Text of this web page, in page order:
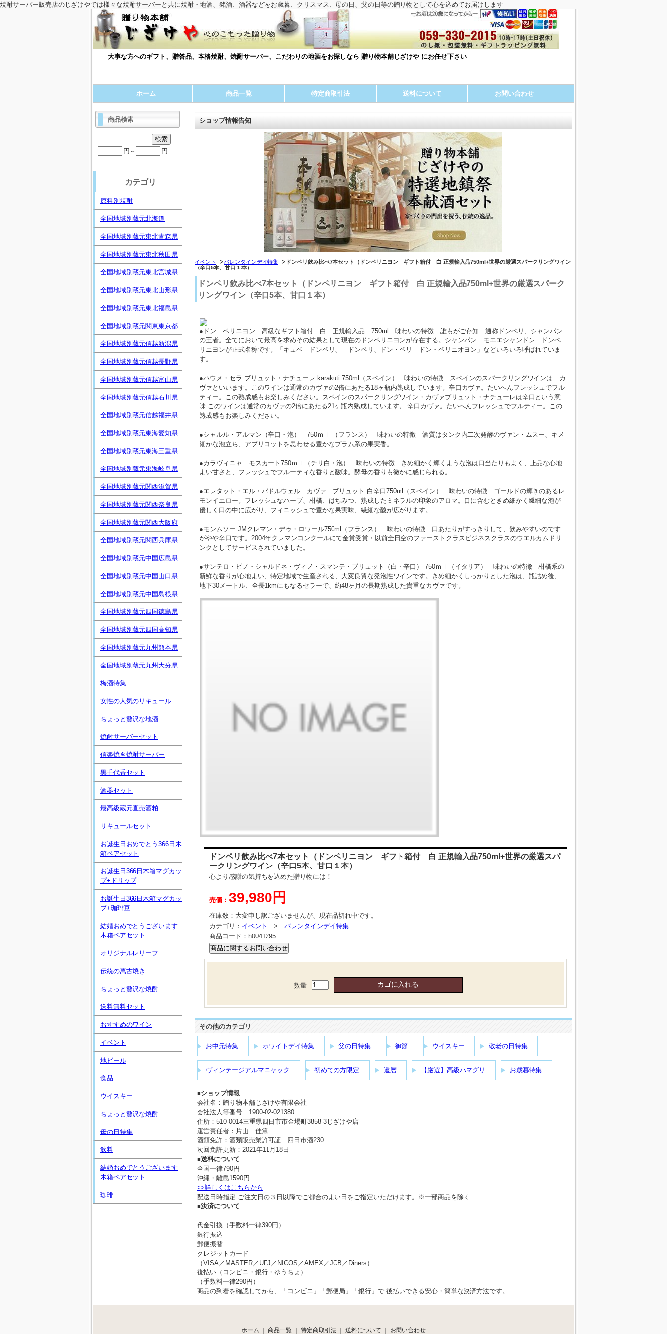
焼酎サーバー販売店のじざけやでは様々な焼酎サーバーと共に焼酎・地酒、銘酒、酒器などをお歳暮、クリスマス、母の日、父の日等の贈り物として心を込めてお届けします
大事な方へのギフト、贈答品、本格焼酎、焼酎サーバー、こだわりの地酒をお探しなら 贈り物本舗じざけや にお任せ下さい
ホーム 商品一覧 特定商取引法 送料について お問い合わせ
ショップ情報告知
イベント バレンタインデイ特集
ドンペリ飲み比べ7本セット（ドンペリニヨン ギフト箱付 白 正規輸入品750ml+世界の厳選スパークリングワイン
（辛口5本、甘口１本）
ドンペリ飲み比べ7本セット（ドンペリニヨン ギフト箱付 白 正規輸入品750ml+世界の厳選スパーク
リングワイン（辛口5本、甘口１本）
●ドン ペリニヨン 高級なギフト箱付 白 正規輸入品 750ml 味わいの特徴 誰もがご存知 通称ドンペリ、シャンパン
の王者。全てにおいて最高を求めその結果として現在のドンペリニヨンが存在する。シャンパン モエエシャンドン ドンペ
リニヨンが正式名称です。「キュベ ドンペリ、 ドンペリ、ドン・ペリ ドン・ペリニオヨン」などいろいろ呼ばれていま
す。
●ハウメ・セラ ブリュット・ナチューレ karakuti 750ml（スペイン） 味わいの特徴 スペインのスパークリングワインは カ
ヴァといいます。このワインは通常のカヴァの2倍にあたる18ヶ瓶内熟成しています。辛口カヴァ。たいへんフレッシュでフル
ティー。この熟成感もお楽しみください。スペインのスパークリングワイン・カヴァブリュット・ナチューレは辛口という意
味 このワインは通常のカヴァの2倍にあたる21ヶ瓶内熟成しています。 辛口カヴァ。たいへんフレッシュでフルティー。この
熟成感もお楽しみください。
●シャルル・アルマン（辛口・泡） 750ｍｌ （フランス） 味わいの特徴 酒質はタンク内二次発酵のヴァン・ムスー、キメ
細かな泡立ち、アプリコットを思わせる豊かなプラム系の果実香。
●カラヴィニャ モスカート750ｍｌ（チリ白・泡） 味わいの特徴 きめ細かく輝くような泡は口当たりもよく、上品な心地
よい甘さと、フレッシュでフルーティな香りと酸味。酵母の香りも微かに感じられる。
●エレタット・エル・パドルウェル カヴァ ブリュット 白辛口750ml（スペイン） 味わいの特徴 ゴールドの輝きのあるレ
モンイエロー。フレッシュなハーブ、柑橘、はちみつ、熟成したミネラルの印象のアロマ。口に含むときめ細かく繊細な泡が
優しく口の中に広がり、フィニッシュで豊かな果実味、繊細な酸が広がります。
●モンムソー JMクレマン・デゥ・ロワール750ml（フランス） 味わいの特徴 口あたりがすっきりして、飲みやすいのです
がやや辛口です。2004年クレマンコンクールにて金賞受賞・以前全日空のファーストクラスビジネスクラスのウエルカムドリ
ンクとしてサービスされていました。
●サンテロ・ピノ・シャルドネ・ヴィノ・スマンテ・ブリュット（白・辛口） 750ｍｌ（イタリア） 味わいの特徴 柑橘系の
新鮮な香りが心地よい、特定地域で生産される、大変良質な発泡性ワインです。きめ細かくしっかりとした泡は、瓶詰め後、
地下30メートル、全長1kmにもなるセラーで、約48ヶ月の長期熟成した貴重なカヴァです。
ドンペリ飲み比べ7本セット（ドンペリニヨン ギフト箱付 白 正規輸入品750ml+世界の厳選スパ
ークリングワイン（辛口5本、甘口１本）
心より感謝の気持ちを込めた贈り物には！
売価： 39,980円
在庫数： 大変申し訳ございませんが、現在品切れ中です。
カテゴリ： イベント > バレンタインデイ特集
商品コード： h0041295
数量
その他のカテゴリ
お中元特集 ホワイトデイ特集 父の日特集 御節 ウイスキー 敬老の日特集
ヴィンテージアルマニャック 初めての方限定 還暦 【厳選】高級ハマグリ お歳暮特集
■ショップ情報
会社名：贈り物本舗じざけや有限会社
会社法人等番号 1900-02-021380
住所：510-0014三重県四日市市金場町3858-3じざけや店
運営責任者：片山 佳篤
酒類免許：酒類販売業許可証 四日市酒230
次回免許更新：2021年11月18日
■送料について
全国一律790円
沖縄・離島1590円
>>詳しくはこちらから
配送日時指定 ご注文日の３日以降でご都合のよい日をご指定いただけます。※一部商品を除く
■決済について
代金引換（手数料一律390円）
銀行振込
郵便振替
クレジットカード
（VISA／MASTER／UFJ／NICOS／AMEX／JCB／Diners）
後払い（コンビニ・銀行・ゆうちょ）
（手数料一律290円）
商品の到着を確認してから、「コンビニ」「郵便局」「銀行」で 後払いできる安心・簡単な決済方法です。
商品検索
円～ 円
カテゴリ
原料別焼酎
全国地域別蔵元北海道
全国地域別蔵元東北青森県
全国地域別蔵元東北秋田県
全国地域別蔵元東北宮城県
全国地域別蔵元東北山形県
全国地域別蔵元東北福島県
全国地域別蔵元関東東京都
全国地域別蔵元信越新潟県
全国地域別蔵元信越長野県
全国地域別蔵元信越富山県
全国地域別蔵元信越石川県
全国地域別蔵元信越福井県
全国地域別蔵元東海愛知県
全国地域別蔵元東海三重県
全国地域別蔵元東海岐阜県
全国地域別蔵元関西滋賀県
全国地域別蔵元関西奈良県
全国地域別蔵元関西大阪府
全国地域別蔵元関西兵庫県
全国地域別蔵元中国広島県
全国地域別蔵元中国山口県
全国地域別蔵元中国島根県
全国地域別蔵元四国徳島県
全国地域別蔵元四国高知県
全国地域別蔵元九州熊本県
全国地域別蔵元九州大分県
梅酒特集
女性の人気のリキュール
ちょっと贅沢な地酒
焼酎サーバーセット
信楽焼き焼酎サーバー
黒千代香セット
酒器セット
最高級蔵元直売酒粕
リキュールセット
お誕生日おめでとう366日木
箱ペアセット
お誕生日366日木箱マグカッ
プ+ドリップ
お誕生日366日木箱マグカッ
プ+珈琲豆
結婚おめでとうございます
木箱ペアセット
オリジナルレリーフ
伝統の萬古焼き
ちょっと贅沢な焼酎
送料無料セット
おすすめのワイン
イベント
地ビール
食品
ウイスキー
ちょっと贅沢な焼酎
母の日特集
飲料
結婚おめでとうございます
木箱ペアセット
珈琲
ホーム ｜ 商品一覧 ｜ 特定商取引法 ｜ 送料について ｜ お問い合わせ